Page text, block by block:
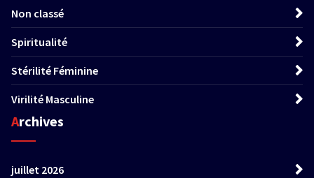
Non classé
Spiritualité
Stérilité Féminine
Virilité Masculine
Archives
juillet 2026